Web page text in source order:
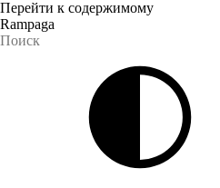
Перейти к содержимому
Rampaga